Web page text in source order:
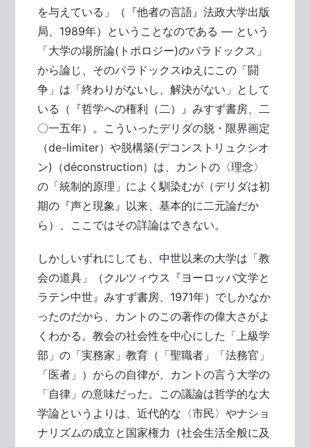
を与えている」（『他者の言語』法政大学出版
局、1989年）ということなのである ― という
「大学の場所論(トポロジー)のパラドックス」
から論じ、そのパラドックスゆえにこの「闘
争」は「終わりがないし、解決がない」として
いる（『哲学への権利（二）』みすず書房、二
〇一五年）。こういったデリダの脱・限界画定
（de-limiter）や脱構築(デコンストリュクシオ
ン)（déconstruction）は、カントの〈理念〉
の「統制的原理」によく馴染むが（デリダは初
期の『声と現象』以来、基本的に二元論だか
ら）、ここではその詳論はできない。
しかしいずれにしても、中世以来の大学は「教
会の道具」（クルツィウス『ヨーロッパ文学と
ラテン中世』みすず書房、1971年）でしかなか
ったのだから、カントのこの著作の偉大さがよ
くわかる。教会の社会性を中心にした「上級学
部」の「実務家」教育（「聖職者」「法務官」
「医者」）からの自律が、カントの言う大学の
「自律」の意味だった。この議論は哲学的な大
学論というよりは、近代的な〈市民〉やナショ
ナリズムの成立と国家権力（社会生活全般に及